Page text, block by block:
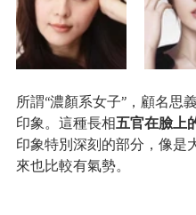
所謂“濃顏系女子”，顧名思
印象。這種長相五官在臉上
印象特別深刻的部分，像是
來也比較有氣勢。